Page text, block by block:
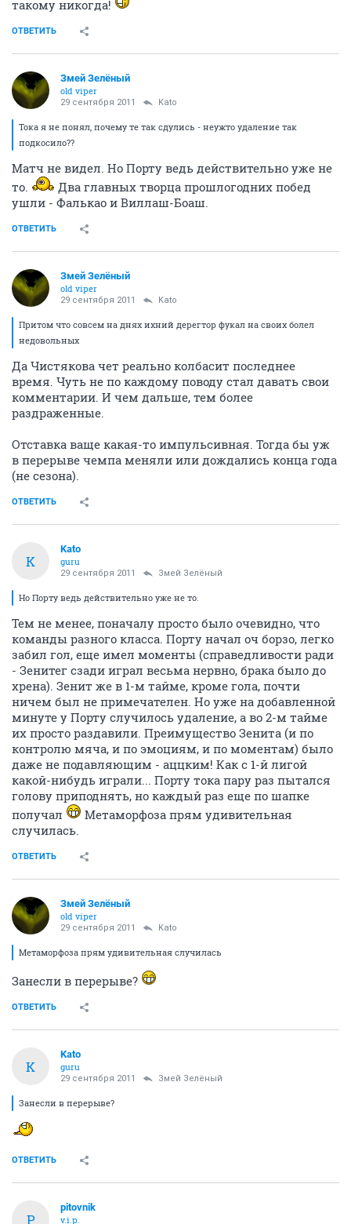
такому никогда!
ОТВЕТИТЬ
Змей Зелёный
old viper
29 сентября 2011 Kato
Тока я не понял, почему те так сдулись - неужто удаление так
подкосило??
Матч не видел. Но Порту ведь действительно уже не
то.
Два главных творца прошлогодних побед
ушли - Фалькао и Виллаш-Боаш.
ОТВЕТИТЬ
Змей Зелёный
old viper
29 сентября 2011 Kato
Притом что совсем на днях ихний дерегтор фукал на своих болел
недовольных
Да Чистякова чет реально колбасит последнее
время. Чуть не по каждому поводу стал давать свои
комментарии. И чем дальше, тем более
раздраженные.
Отставка ваще какая-то импульсивная. Тогда бы уж
в перерыве чемпа меняли или дождались конца года
(не сезона).
ОТВЕТИТЬ
K
Kato
guru
29 сентября 2011 Змей Зелёный
Но Порту ведь действительно уже не то.
Тем не менее, поначалу просто было очевидно, что
команды разного класса. Порту начал оч борзо, легко
забил гол, еще имел моменты (справедливости ради
- Зенитег сзади играл весьма нервно, брака было до
хрена). Зенит же в 1-м тайме, кроме гола, почти
ничем был не примечателен. Но уже на добавленной
минуте у Порту случилось удаление, а во 2-м тайме
их просто раздавили. Преимущество Зенита (и по
контролю мяча, и по эмоциям, и по моментам) было
даже не подавляющим - аццким! Как с 1-й лигой
какой-нибудь играли... Порту тока пару раз пытался
голову приподнять, но каждый раз еще по шапке
получал
Метаморфоза прям удивительная
случилась.
ОТВЕТИТЬ
Змей Зелёный
old viper
29 сентября 2011 Kato
Метаморфоза прям удивительная случилась
Занесли в перерыве?
ОТВЕТИТЬ
K
Kato
guru
29 сентября 2011 Змей Зелёный
Занесли в перерыве?
ОТВЕТИТЬ
P
pitovnik
v.i.p.